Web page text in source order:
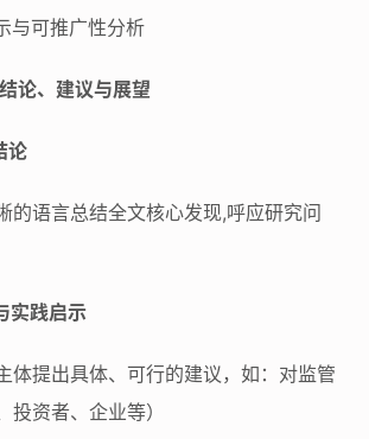
与可推广性分析
论、建议与展望
论
的语言总结全文核心发现,呼应研究问
实践启示
体提出具体、可行的建议，如：对监管
资者、企业等）